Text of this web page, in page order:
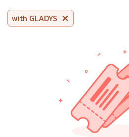
with GLADYS